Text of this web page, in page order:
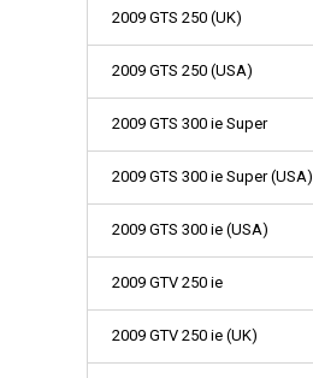
2009 GTS 250 (UK)
2009 GTS 250 (USA)
2009 GTS 300 ie Super
2009 GTS 300 ie Super (USA)
2009 GTS 300 ie (USA)
2009 GTV 250 ie
2009 GTV 250 ie (UK)